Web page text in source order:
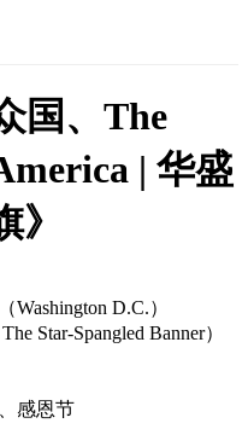
国、The
| 华盛
D.C.）
Star-Spangled Banner）
感恩节